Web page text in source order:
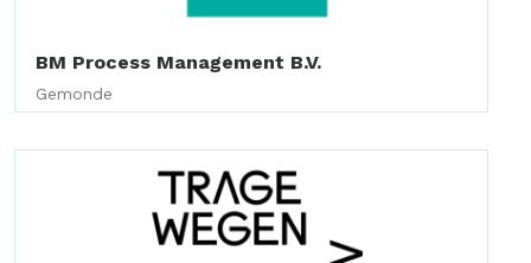
BM Process Management B.V.
Gemonde